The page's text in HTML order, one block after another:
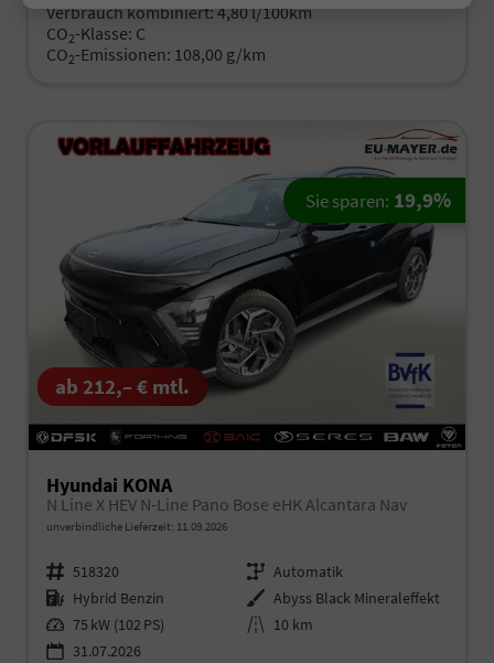
Verbrauch kombiniert:4,80 l/100km
CO2-Klasse: C
CO2-Emissionen: 108,00 g/km
ab 212,– € mtl.
Hyundai KONA
N Line X HEV N-Line Pano Bose eHK Alcantara Nav
unverbindliche Lieferzeit: 11.09.2026
Fahrzeugnr. 518320 Getriebe Automatik
Kraftstoff Hybrid Benzin Außenfarbe Abyss Black Mineraleffekt
Leistung 75 kW (102 PS) Kilometerstand 10 km
31.07.2026
Sie sparen: 19,9%